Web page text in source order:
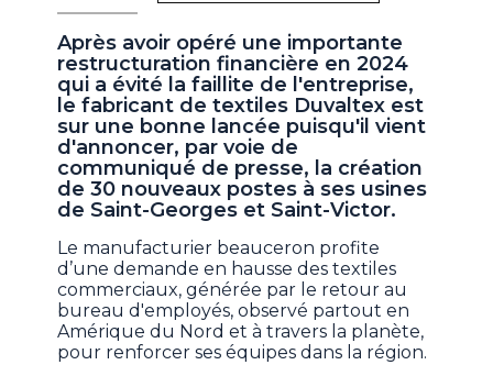
Après avoir opéré une importante
restructuration financière en 2024
qui a évité la faillite de l'entreprise,
le fabricant de textiles Duvaltex est
sur une bonne lancée puisqu'il vient
d'annoncer, par voie de
communiqué de presse, la création
de 30 nouveaux postes à ses usines
de Saint-Georges et Saint-Victor.
Le manufacturier beauceron profite
d’une demande en hausse des textiles
commerciaux, générée par le retour au
bureau d'employés, observé partout en
Amérique du Nord et à travers la planète,
pour renforcer ses équipes dans la région.